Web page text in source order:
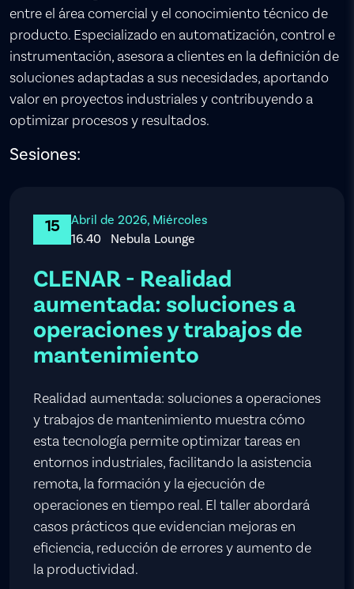
entre el área comercial y el conocimiento técnico de
producto. Especializado en automatización, control e
instrumentación, asesora a clientes en la definición de
soluciones adaptadas a sus necesidades, aportando
valor en proyectos industriales y contribuyendo a
optimizar procesos y resultados.
Sesiones:
15
Abril de 2026, Miércoles
16.40
Nebula Lounge
CLENAR - Realidad
aumentada: soluciones a
operaciones y trabajos de
mantenimiento
Realidad aumentada: soluciones a operaciones
y trabajos de mantenimiento muestra cómo
esta tecnología permite optimizar tareas en
entornos industriales, facilitando la asistencia
remota, la formación y la ejecución de
operaciones en tiempo real. El taller abordará
casos prácticos que evidencian mejoras en
eficiencia, reducción de errores y aumento de
la productividad.